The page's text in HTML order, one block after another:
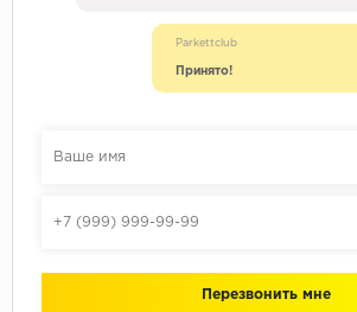
Parkettclub
Принято!